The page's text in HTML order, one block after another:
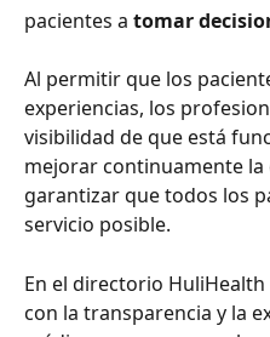
pacientes a tomar
Al permitir que los
experiencias, los
visibilidad de que está
mejorar continuamente la
garantizar que todos los
servicio posible.
En el directorio
con la transparencia y la